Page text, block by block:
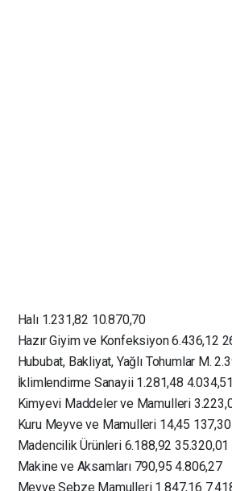
Halı 1.231,82 10.870,70
Hazır Giyim ve Konfeksiyon 6.436,12
Hububat, Bakliyat, Yağlı Tohumlar M.
İklimlendirme Sanayii 1.281,48 4.034,51
Kimyevi Maddeler ve Mamulleri
Kuru Meyve ve Mamulleri 14,45 137,30
Madencilik Ürünleri 6.188,92 35.320,01
Makine ve Aksamları 790,95 4.806,27
Meyve Sebze Mamulleri 1.847,16